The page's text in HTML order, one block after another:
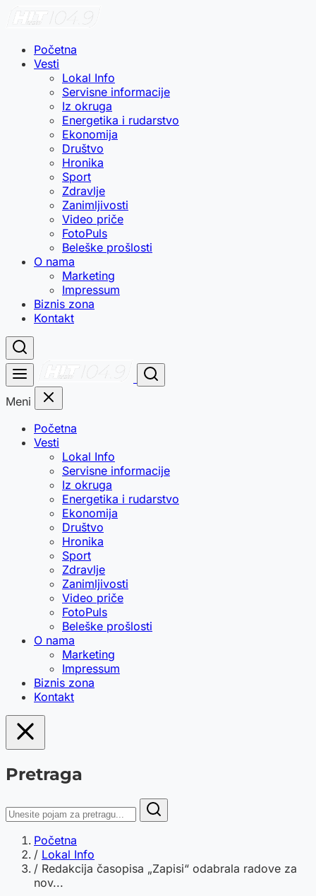
Početna
Vesti
Lokal Info
Servisne informacije
Iz okruga
Energetika i rudarstvo
Ekonomija
Društvo
Hronika
Sport
Zdravlje
Zanimljivosti
Video priče
FotoPuls
Beleške prošlosti
O nama
Marketing
Impressum
Biznis zona
Kontakt
Meni
Početna
Vesti
Lokal Info
Servisne informacije
Iz okruga
Energetika i rudarstvo
Ekonomija
Društvo
Hronika
Sport
Zdravlje
Zanimljivosti
Video priče
FotoPuls
Beleške prošlosti
O nama
Marketing
Impressum
Biznis zona
Kontakt
Pretraga
Početna
/ Lokal Info
/ Redakcija časopisa „Zapisi“ odabrala radove za
nov...